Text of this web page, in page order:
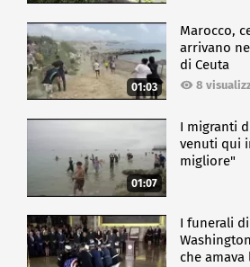
01:03
Marocco,
arrivano
di Ceuta
8
01:07
I migranti
venuti qui
migliore"
I funerali
che amava